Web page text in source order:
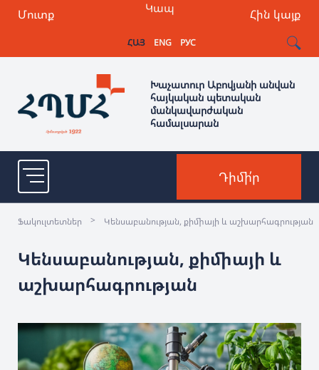
Մուտք Հին կայք
Կապ
ՀԱՅ ENG РУС
Խաչատուր Աբովյանի անվան
հայկական պետական
մանկավարժական
համալսարան
Դիմի՛ր
Ֆակուլտետներ > Կենսաբանության, քիմիայի և աշխարհագրության
Կենսաբանության, քիմիայի և
աշխարհագրության